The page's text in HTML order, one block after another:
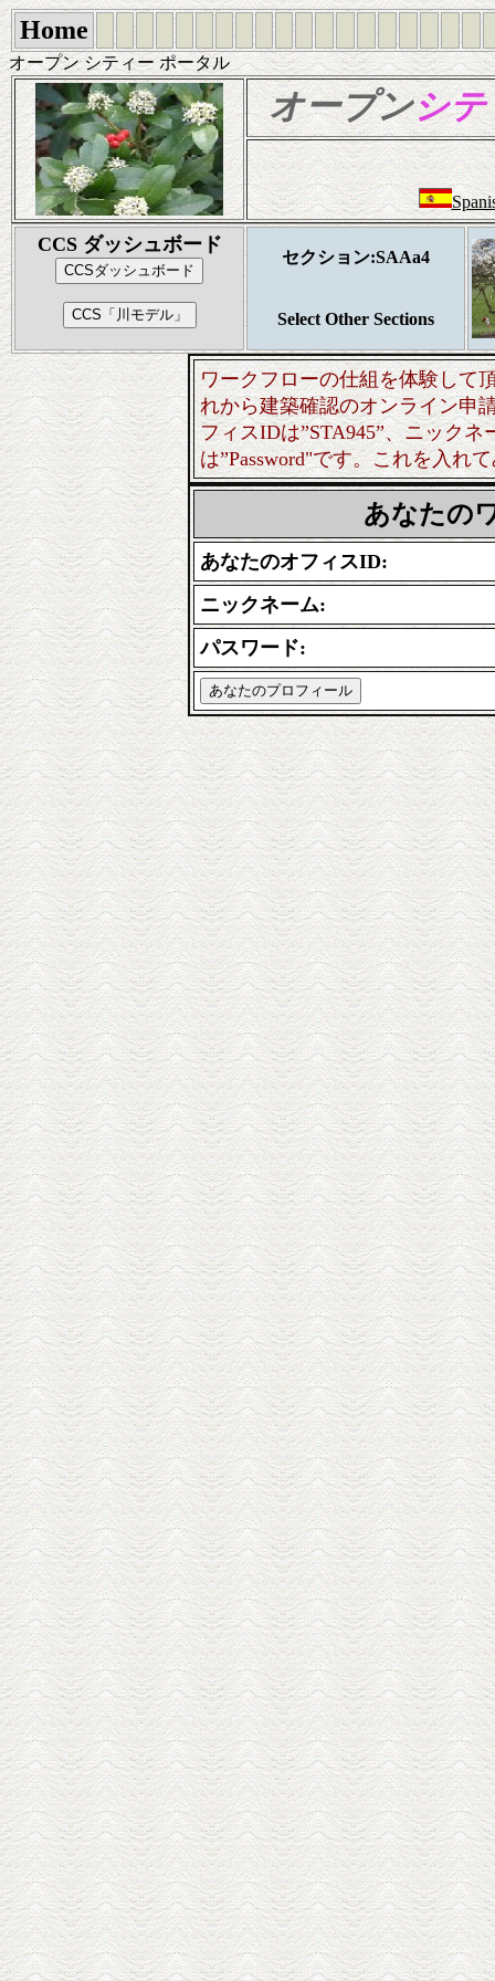
Home
オープン シティー ポータル
オープンシテ
CCS ダッシュボード
セクション:SAAa4
Select Other Sections
ワークフローの仕組を体験して
れから建築確認のオンライン申
フィスIDは”STA945”、ニックネ
は”Password"です。これを入れ
あなたの
あなたのオフィスID:
ニックネーム:
パスワード: